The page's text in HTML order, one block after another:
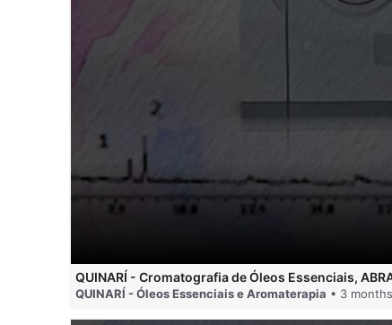
QUINARÍ - Cromatografia de Óleos Essenciais,
QUINARÍ - Óleos Essenciais e Aromaterapia • 3